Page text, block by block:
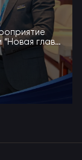
глава,